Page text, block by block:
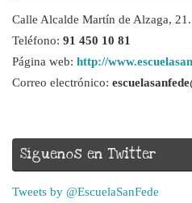
Calle Alcalde Martín de Alzaga,
Teléfono: 91 450 10 81
Página web: http://
Correo electrónico:
Síguenos en Twitter
Tweets by @EscuelaSanFede